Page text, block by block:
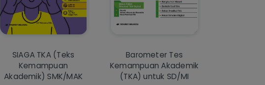
SIAGA TKA (Teks
Kemampuan
Akademik) SMK/MAK
Barometer Tes
Kemampuan Akademik
(TKA) untuk SD/MI